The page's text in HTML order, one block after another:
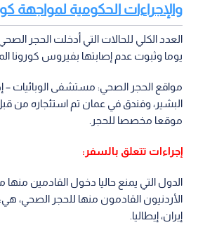
والإجراءات الحكومية لمواجهة
يوما وثبوت عدم إصابتها بفيروس كورونا
مواقع الحجر الصحي: مستشفى الوبائيات
البشير، وفندق في عمان تم استئجاره من
موقعا مخصصا للحجر.
إجراءات تتعلق بالسفر:
الدول التي يمنع حاليا دخول القادمين منها
الأردنيون القادمون منها للحجر الصحي، هي:
إيران، إيطاليا.